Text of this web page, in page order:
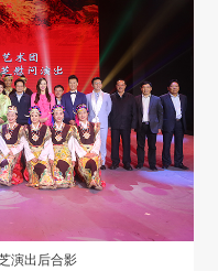
演出后合影